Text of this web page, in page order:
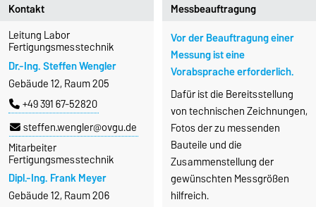
Kontakt
Leitung Labor
Fertigungsmesstechnik
Dr.-Ing. Steffen Wengler
Gebäude 12, Raum 205
+49 391 67-52820
steffen.wengler@ovgu.de
Mitarbeiter
Fertigungsmesstechnik
Dipl.-Ing. Frank Meyer
Gebäude 12, Raum 206
Messbeauftragung
Vor der Beauftragung einer
Messung ist eine
Vorabsprache erforderlich.
Dafür ist die Bereitsstellung
von technischen Zeichnungen,
Fotos der zu messenden
Bauteile und die
Zusammenstellung der
gewünschten Messgrößen
hilfreich.